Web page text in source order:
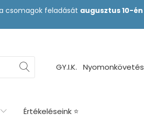
csomagok feladását augusztus 10-én
GY.I.K. Nyomonkövetés
Értékeléseink ⭐